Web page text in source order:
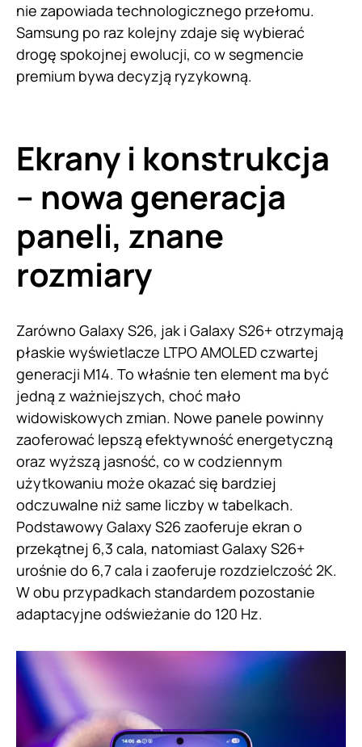
nie zapowiada technologicznego przełomu.
Samsung po raz kolejny zdaje się wybierać
drogę spokojnej ewolucji, co w segmencie
premium bywa decyzją ryzykowną.
Ekrany i konstrukcja
– nowa generacja
paneli, znane
rozmiary
Zarówno Galaxy S26, jak i Galaxy S26+ otrzymają
płaskie wyświetlacze LTPO AMOLED czwartej
generacji M14. To właśnie ten element ma być
jedną z ważniejszych, choć mało
widowiskowych zmian. Nowe panele powinny
zaoferować lepszą efektywność energetyczną
oraz wyższą jasność, co w codziennym
użytkowaniu może okazać się bardziej
odczuwalne niż same liczby w tabelkach.
Podstawowy Galaxy S26 zaoferuje ekran o
przekątnej 6,3 cala, natomiast Galaxy S26+
urośnie do 6,7 cala i zaoferuje rozdzielczość 2K.
W obu przypadkach standardem pozostanie
adaptacyjne odświeżanie do 120 Hz.